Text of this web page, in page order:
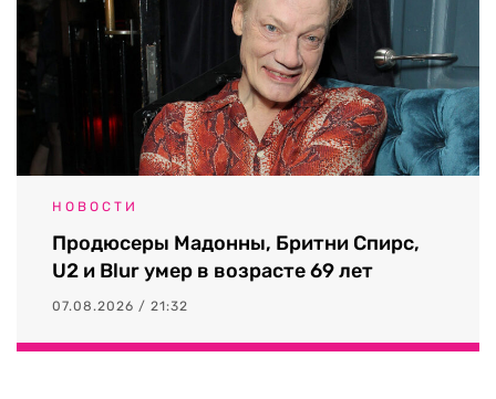
НОВОСТИ
Продюсеры Мадонны, Бритни Спирс,
U2 и Blur умер в возрасте 69 лет
07.08.2026 / 21:32